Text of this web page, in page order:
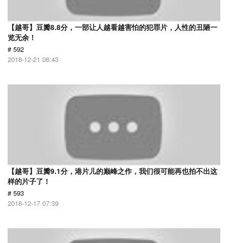
【越哥】豆瓣8.8分，一部让人越看越害怕的犯罪片，人性的丑陋一
览无余！
# 592
2018-12-21 06:43
【越哥】豆瓣9.1分，港片儿的巅峰之作，我们很可能再也拍不出这
样的片子了！
# 593
2018-12-17 07:39